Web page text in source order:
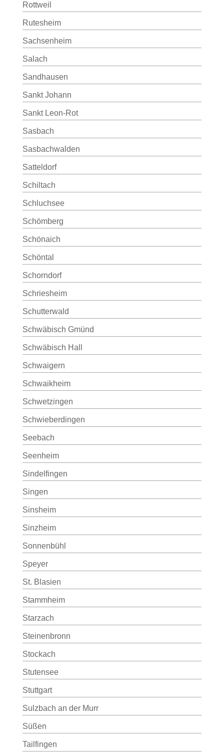
Rottweil
Rutesheim
Sachsenheim
Salach
Sandhausen
Sankt Johann
Sankt Leon-Rot
Sasbach
Sasbachwalden
Satteldorf
Schiltach
Schluchsee
Schömberg
Schönaich
Schöntal
Schorndorf
Schriesheim
Schutterwald
Schwäbisch Gmünd
Schwäbisch Hall
Schwaigern
Schwaikheim
Schwetzingen
Schwieberdingen
Seebach
Seenheim
Sindelfingen
Singen
Sinsheim
Sinzheim
Sonnenbühl
Speyer
St. Blasien
Stammheim
Starzach
Steinenbronn
Stockach
Stutensee
Stuttgart
Sulzbach an der Murr
Süßen
Tailfingen